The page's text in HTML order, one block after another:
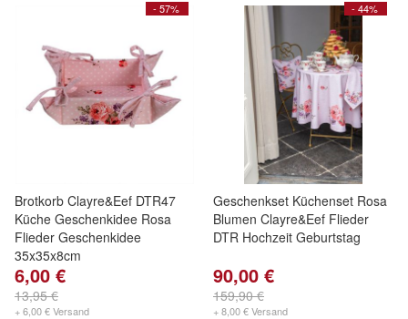
- 57%
Brotkorb Clayre&Eef DTR47
Küche Geschenkidee Rosa
Flieder Geschenkidee
35x35x8cm
6,00 €
13,95 €
+ 6,00 € Versand
- 44%
Geschenkset Küchenset Rosa
Blumen Clayre&Eef Flieder
DTR Hochzeit Geburtstag
90,00 €
159,90 €
+ 8,00 € Versand